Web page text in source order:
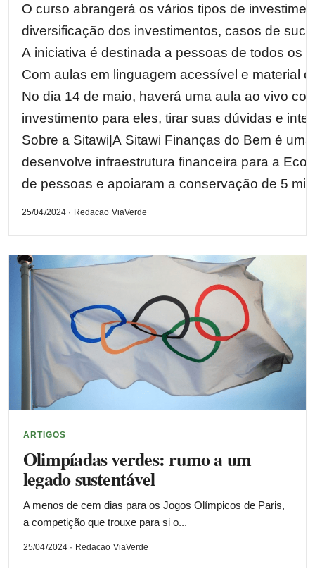
O curso abrangerá os vários tipos de
diversificação dos investimentos, casos de
A iniciativa é destinada a pessoas de todos os
Com aulas em linguagem acessível e material
No dia 14 de maio, haverá uma aula ao vivo
investimento para eles, tirar suas dúvidas e
Sobre a Sitawi|A Sitawi Finanças do Bem é
desenvolve infraestrutura financeira para a
de pessoas e apoiaram a conservação de 5
25/04/2024 · Redacao ViaVerde
ARTIGOS
Olimpíadas verdes: rumo a um
legado sustentável
A menos de cem dias para os Jogos Olímpicos de Paris,
a competição que trouxe para si o...
25/04/2024 · Redacao ViaVerde